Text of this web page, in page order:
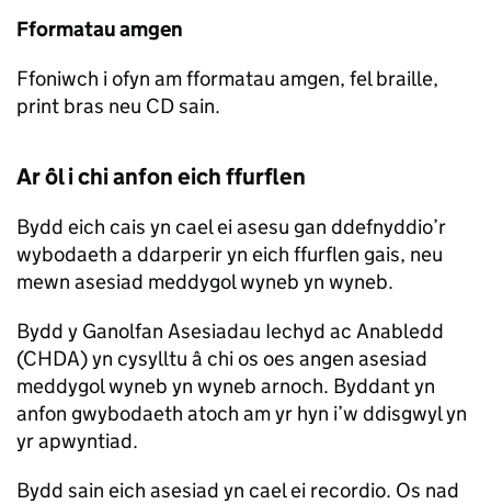
Fformatau amgen
Ffoniwch i ofyn am fformatau amgen, fel braille,
print bras neu CD sain.
Ar ôl i chi anfon eich ffurflen
Bydd eich cais yn cael ei asesu gan ddefnyddio’r
wybodaeth a ddarperir yn eich ffurflen gais, neu
mewn asesiad meddygol wyneb yn wyneb.
Bydd y Ganolfan Asesiadau Iechyd ac Anabledd
(CHDA) yn cysylltu â chi os oes angen asesiad
meddygol wyneb yn wyneb arnoch. Byddant yn
anfon gwybodaeth atoch am yr hyn i’w ddisgwyl yn
yr apwyntiad.
Bydd sain eich asesiad yn cael ei recordio. Os nad